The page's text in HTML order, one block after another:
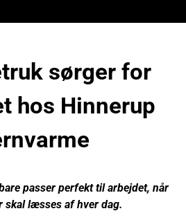
sørger for
hos Hinnerup
passer perfekt til arbejdet, når
skal læsses af hver dag.